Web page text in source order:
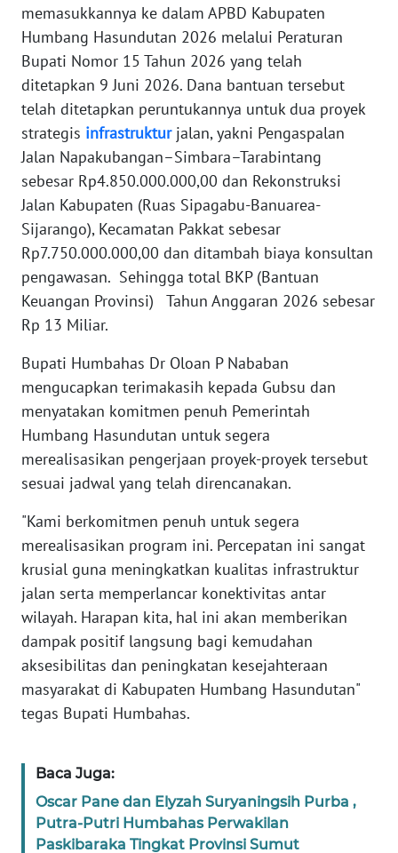
memasukkannya ke dalam APBD Kabupaten
Humbang Hasundutan 2026 melalui Peraturan
Bupati Nomor 15 Tahun 2026 yang telah
ditetapkan 9 Juni 2026. Dana bantuan tersebut
telah ditetapkan peruntukannya untuk dua proyek
strategis infrastrukturjalan, yakni Pengaspalan
Jalan Napakubangan–Simbara–Tarabintang
sebesar Rp4.850.000.000,00 dan Rekonstruksi
Jalan Kabupaten (Ruas Sipagabu-Banuarea-
Sijarango), Kecamatan Pakkat sebesar
Rp7.750.000.000,00 dan ditambah biaya konsultan
pengawasan. Sehingga total BKP (Bantuan
Keuangan Provinsi) Tahun Anggaran 2026 sebesar
Rp 13 Miliar.
Bupati Humbahas Dr Oloan P Nababan
mengucapkan terimakasih kepada Gubsu dan
menyatakan komitmen penuh Pemerintah
Humbang Hasundutan untuk segera
merealisasikan pengerjaan proyek-proyek tersebut
sesuai jadwal yang telah direncanakan.
"Kami berkomitmen penuh untuk segera
merealisasikan program ini. Percepatan ini sangat
krusial guna meningkatkan kualitas infrastruktur
jalan serta memperlancar konektivitas antar
wilayah. Harapan kita, hal ini akan memberikan
dampak positif langsung bagi kemudahan
aksesibilitas dan peningkatan kesejahteraan
masyarakat di Kabupaten Humbang Hasundutan"
tegas Bupati Humbahas.
Baca Juga:
Oscar Pane dan Elyzah Suryaningsih Purba ,
Putra-Putri Humbahas Perwakilan
Paskibaraka Tingkat Provinsi Sumut
RIAU
WN
SERAMBI
WN
JAMBI
WN
WN
NTB
WN
SULTENG
SULBAR
WN
BABEL
WN
SUMBAR
WN
SUMSEL
WN
WN
LAMPUNG
WN